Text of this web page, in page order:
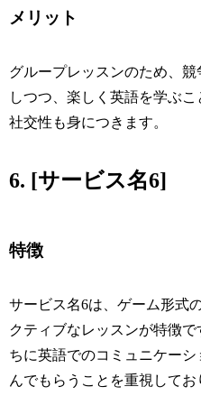
メリット
グループレッスンのため、競
しつつ、楽しく英語を学ぶこ
社交性も身につきます。
6. [サービス名6]
特徴
サービス名6は、ゲーム形式
クティブなレッスンが特徴で
ちに英語でのコミュニケーシ
んでもらうことを重視してお